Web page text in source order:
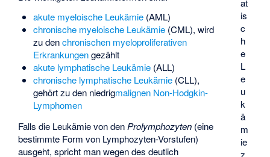
at
is
c
h
e
L
e
u
k
ä
m
ie
akute myeloische Leukämie(AML)
chronische myeloische Leukämie(CML), wird
zu denchronischen myeloproliferativen
Erkrankungengezählt
akute lymphatische Leukämie(ALL)
chronische lymphatische Leukämie(CLL),
gehört zu den niedrigmalignen Non-Hodgkin-
Lymphomen
Falls die Leukämie von den Prolymphozyten (eine
bestimmte Form von Lymphozyten-Vorstufen)
ausgeht, spricht man wegen des deutlich